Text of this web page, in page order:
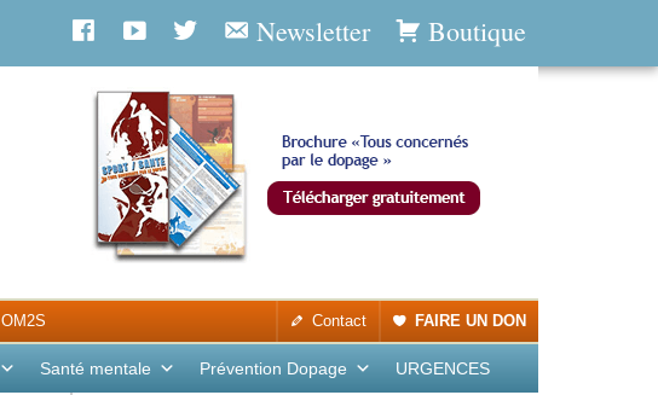
Boutique
Newsletter
OM2S FAIRE UN DON
Contact
Santé mentale Prévention Dopage URGENCES